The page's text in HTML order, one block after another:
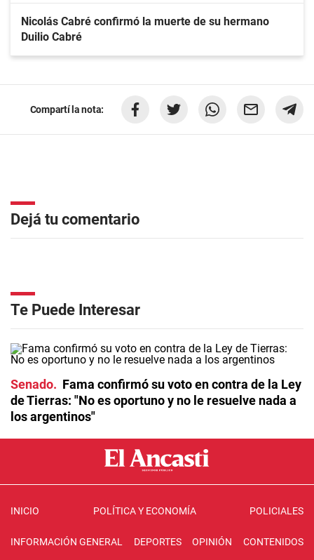
Nicolás Cabré confirmó la muerte de su hermano
Duilio Cabré
Compartí la nota:
Dejá tu comentario
Te Puede Interesar
Senado
Fama confirmó su voto en contra de la Ley
de Tierras: "No es oportuno y no le resuelve nada a
los argentinos"
INICIO POLÍTICA Y ECONOMÍA POLICIALES
INFORMACIÓN GENERAL DEPORTES OPINIÓN CONTENIDOS